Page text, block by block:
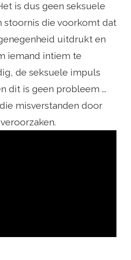
is dus geen seksuele
stoornis die voorkomt dat
uitdrukt en
iemand intiem te
de seksuele impuls
dit is geen probleem ...
misverstanden door